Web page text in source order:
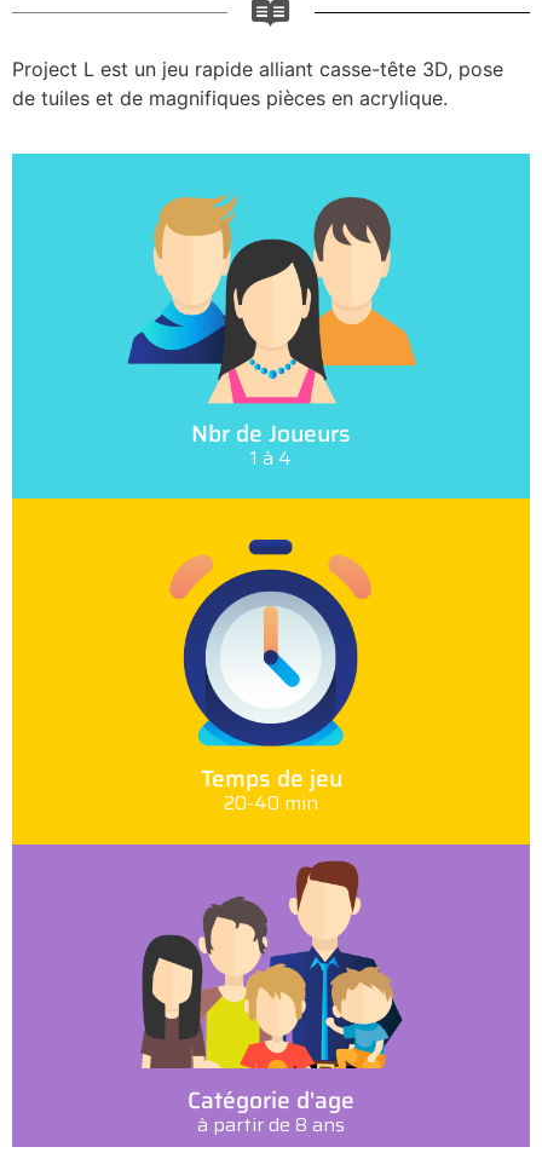
Project L est un jeu rapide alliant casse-tête 3D, pose
de tuiles et de magnifiques pièces en acrylique.
Nbr de Joueurs
1 à 4
Temps de jeu
20-40 min
Catégorie d'age
à partir de 8 ans